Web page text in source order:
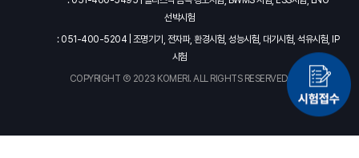
선박시험
: 051-400-5204 | 조명기기, 전자파, 환경시험, 성능시험, 대기시험, 석유시험, IP
시험
COPYRIGHT Ⓒ 2023 KOMERI. ALL RIGHTS RESERVED.